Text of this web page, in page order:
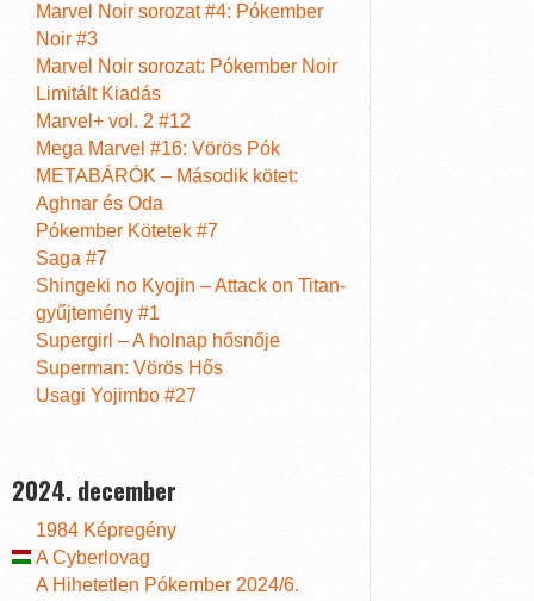
Marvel Noir sorozat #4: Pókember
Noir #3
Marvel Noir sorozat: Pókember Noir
Limitált Kiadás
Marvel+ vol. 2 #12
Mega Marvel #16: Vörös Pók
METABÁRÓK – Második kötet:
Aghnar és Oda
Pókember Kötetek #7
Saga #7
Shingeki no Kyojin – Attack on Titan-
gyűjtemény #1
Supergirl – A holnap hősnője
Superman: Vörös Hős
Usagi Yojimbo #27
2024. december
1984 Képregény
A Cyberlovag
A Hihetetlen Pókember 2024/6.